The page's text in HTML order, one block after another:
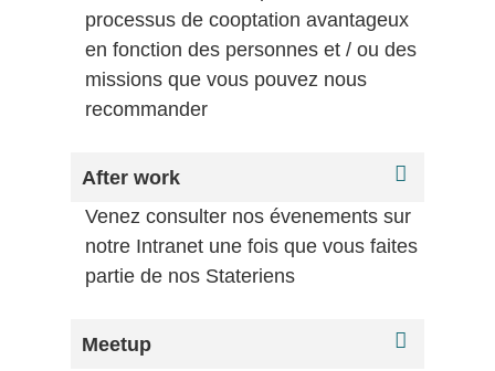
processus de cooptation avantageux
en fonction des personnes et / ou des
missions que vous pouvez nous
recommander
After work
Venez consulter nos évenements sur
notre Intranet une fois que vous faites
partie de nos Stateriens
Meetup